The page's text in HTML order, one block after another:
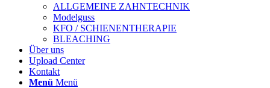
ALLGEMEINE ZAHNTECHNIK
Modelguss
KFO / SCHIENENTHERAPIE
BLEACHING
Über uns
Upload Center
Kontakt
Menü Menü